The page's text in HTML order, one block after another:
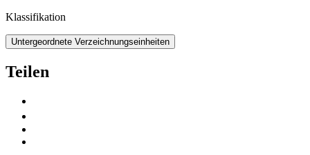
Klassifikation
Untergeordnete Verzeichnungseinheiten
Teilen